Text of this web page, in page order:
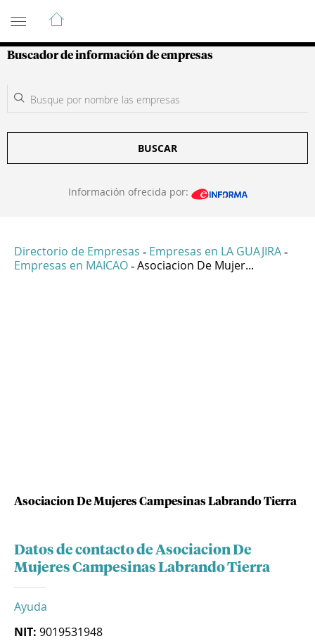
Guía de Empresas Colombianas
Buscador de información de empresas
BUSCAR
Información ofrecida por:
Directorio de Empresas - Empresas en LA GUAJIRA -
Empresas en MAICAO - Asociacion De Mujer...
Asociacion De Mujeres Campesinas Labrando Tierra
Datos de contacto de Asociacion De
Mujeres Campesinas Labrando Tierra
Ayuda
NIT: 9019531948